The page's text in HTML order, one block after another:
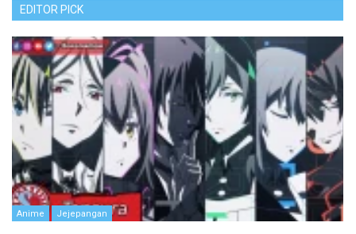
EDITOR PICK
Anime Jejepangan